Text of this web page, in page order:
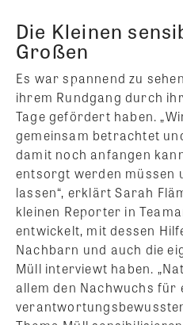
Die Kleinen
Großen
Es war spannend zu
ihrem Rundgang durch
Tage gefördert haben.
gemeinsam betrachtet
damit noch anfangen
entsorgt werden müssen
lassen“, erklärt Sarah
kleinen Reporter in
entwickelt, mit dessen
Nachbarn und auch die
Müll interviewt haben.
allem den Nachwuchs für